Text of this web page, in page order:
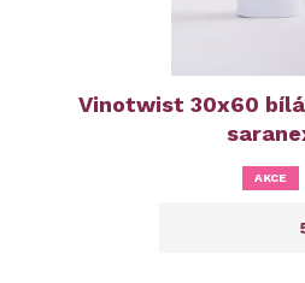
Vinotwist 30x60 bílá
AKCE